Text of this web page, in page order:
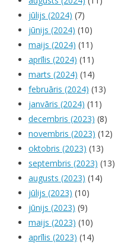
jūlijs (2024) (7)
jūnijs (2024) (10)
maijs (2024) (11)
aprīlis (2024) (11)
marts (2024) (14)
februāris (2024) (13)
janvāris (2024) (11)
decembris (2023) (8)
novembris (2023) (12)
oktobris (2023) (13)
septembris (2023) (13)
augusts (2023) (14)
jūlijs (2023) (10)
jūnijs (2023) (9)
maijs (2023) (10)
aprīlis (2023) (14)